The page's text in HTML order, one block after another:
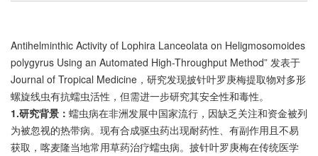
Antihelminthic Activity of Lophira Lanceolata on Heligmosomoides
polygyrus Using an Automated High-Throughput Method” 发表于
Journal of Tropical Medicine，研究发现披针叶罗庚梅提取物对多形
螺旋线虫有抗蠕虫活性，但需进一步研究其安全性和毒性。
1.研究背景： 蠕虫病在非洲发展中国家流行，因缺乏关注和资金被列
为被忽视的热带病。现有合成驱虫药出现耐药性、有副作用且不易
获取，喀麦隆当地常用草药治疗蠕虫病。披针叶罗庚梅在传统医学